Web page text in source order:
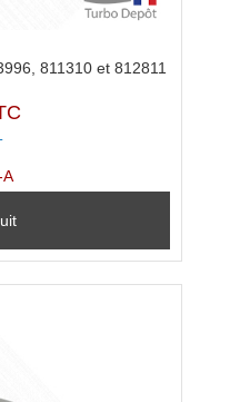
811310 et 812811